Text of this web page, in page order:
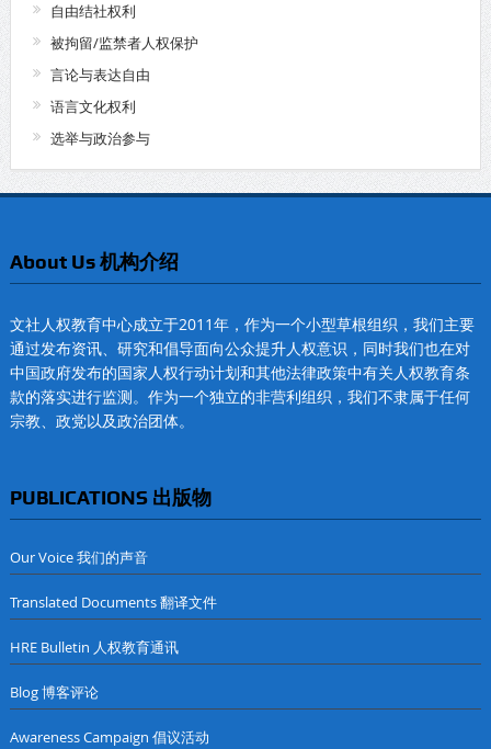
自由结社权利
被拘留/监禁者人权保护
言论与表达自由
语言文化权利
选举与政治参与
About Us 机构介绍
文社人权教育中心成立于2011年，作为一个小型草根组织，我们主要
通过发布资讯、研究和倡导面向公众提升人权意识，同时我们也在对
中国政府发布的国家人权行动计划和其他法律政策中有关人权教育条
款的落实进行监测。作为一个独立的非营利组织，我们不隶属于任何
宗教、政党以及政治团体。
PUBLICATIONS 出版物
Our Voice 我们的声音
Translated Documents 翻译文件
HRE Bulletin 人权教育通讯
Blog 博客评论
Awareness Campaign 倡议活动